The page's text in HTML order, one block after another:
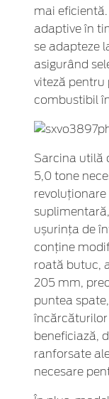
mai
adaptive în
se adapteze
asigurând
viteză
combustibil
Sarcina utilă
5,0 tone
ușurința de
conține
roată butuc,
205 mm,
puntea
încărcăturilor
beneficiază,
ranforsate
necesare